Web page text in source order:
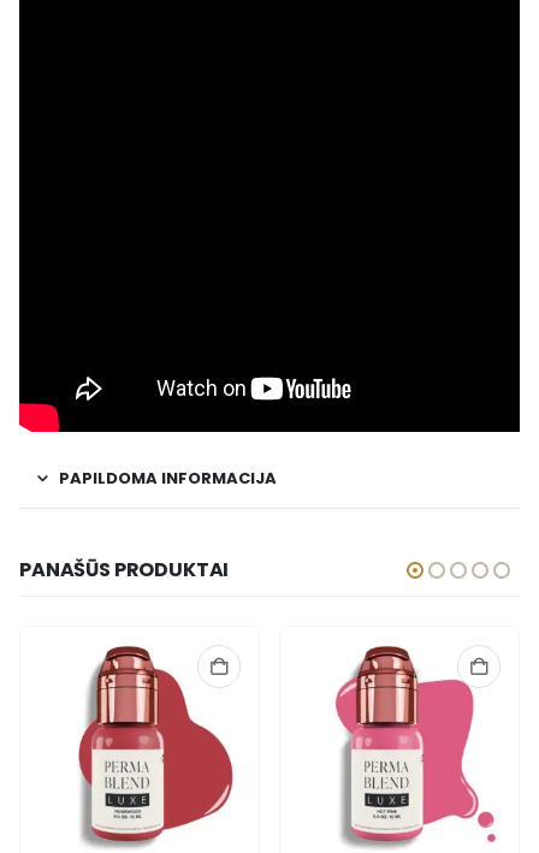
PAPILDOMA INFORMACIJA
PANAŠŪS PRODUKTAI